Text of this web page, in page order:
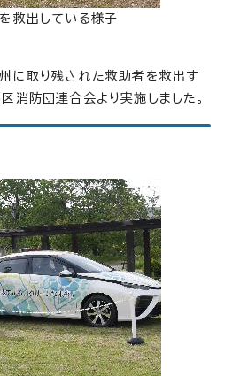
救出している様子
に取り残された救助者を救出す
消防団連合会より実施しました。